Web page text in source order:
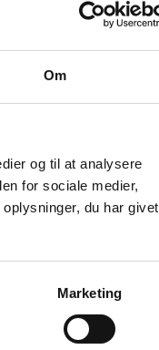
Om
og til at analysere
for sociale medier,
du har givet
Marketing